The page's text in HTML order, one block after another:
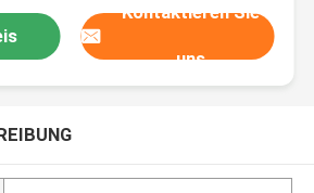
Kontaktieren Sie
uns